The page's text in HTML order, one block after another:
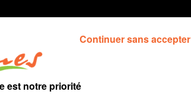
du grand-âge
le défi zéro déchets
est notre priorité
Continuer sans accepter